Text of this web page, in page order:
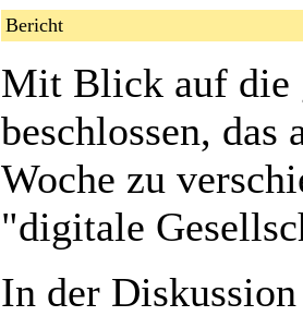
Bericht
Mit Blick auf die
beschlossen, das
Woche zu
"digitale
In der